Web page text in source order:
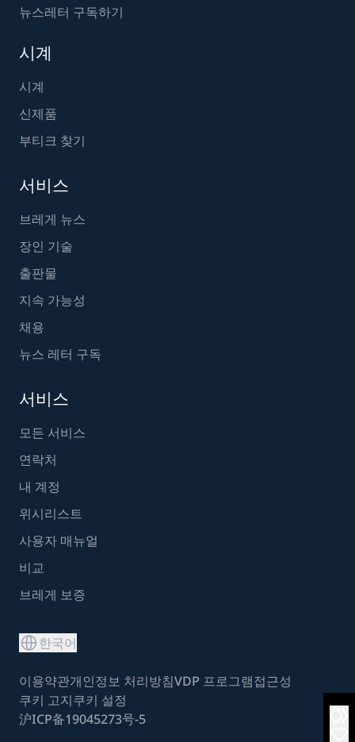
뉴스레터 구독하기
시계
시계
신제품
부티크 찾기
서비스
브레게 뉴스
장인 기술
출판물
지속 가능성
채용
뉴스 레터 구독
서비스
모든 서비스
연락처
내 계정
위시리스트
사용자 매뉴얼
비교
브레게 보증
한국어
이용약관개인정보 처리방침VDP 프로그램접근성
쿠키 고지쿠키 설정
沪ICP备19045273号-5